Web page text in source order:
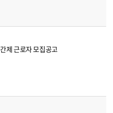
제 근로자 모집공고